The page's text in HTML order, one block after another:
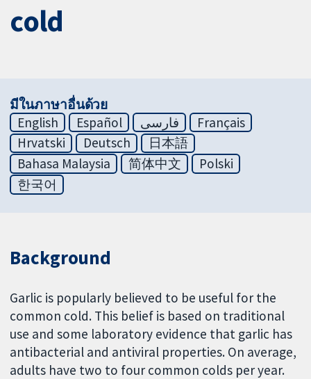
cold
มีในภาษาอื่นด้วย
English
Español فارسی
Français
Hrvatski
Deutsch
日本語
Bahasa Malaysia
简体中文
Polski
한국어
Background
Garlic is popularly believed to be useful for the
common cold. This belief is based on traditional
use and some laboratory evidence that garlic has
antibacterial and antiviral properties. On average,
adults have two to four common colds per year.